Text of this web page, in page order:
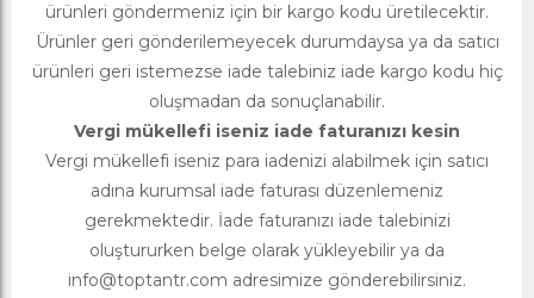
ürünleri göndermeniz için bir kargo kodu üretilecektir.
Ürünler geri gönderilemeyecek durumdaysa ya da satıcı
ürünleri geri istemezse iade talebiniz iade kargo kodu hiç
oluşmadan da sonuçlanabilir.
Vergi mükellefi iseniz iade faturanızı kesin
Vergi mükellefi iseniz para iadenizi alabilmek için satıcı
adına kurumsal iade faturası düzenlemeniz
gerekmektedir. İade faturanızı iade talebinizi
oluştururken belge olarak yükleyebilir ya da
info@toptantr.com adresimize gönderebilirsiniz.